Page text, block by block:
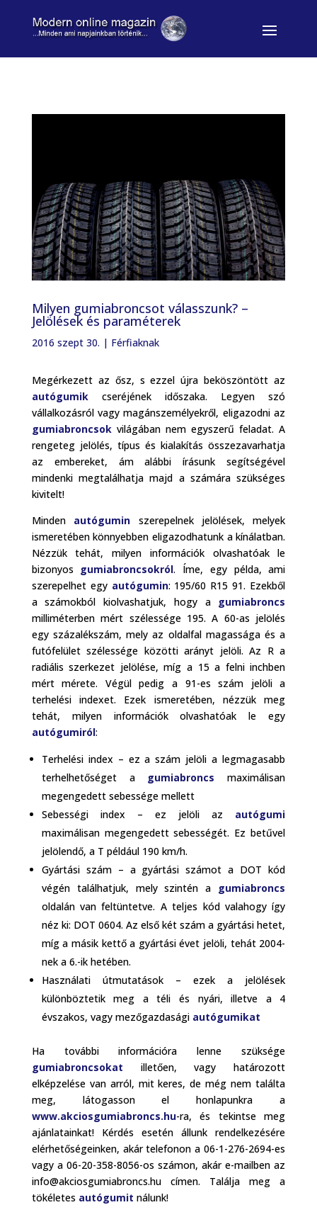
Milyen gumiabroncsot válasszunk? –
Jelölések és paraméterek
2016 szept 30. | Férfiaknak
Megérkezett az ősz, s ezzel újra beköszöntött az
autógumik
cseréjének időszaka. Legyen szó
vállalkozásról vagy magánszemélyekről, eligazodni az
gumiabroncsokvilágában nem egyszerű feladat. A
rengeteg jelölés, típus és kialakítás összezavarhatja
az embereket, ám alábbi írásunk segítségével
mindenki megtalálhatja majd a számára szükséges
kivitelt!
Minden autógumin
szerepelnek jelölések, melyek
ismeretében könnyebben eligazodhatunk a kínálatban.
Nézzük tehát, milyen információk olvashatóak le
bizonyos gumiabroncsokról. Íme, egy példa, ami
szerepelhet egy autógumin: 195/60 R15 91. Ezekből
a számokból kiolvashatjuk, hogy a gumiabroncs
milliméterben mért szélessége 195. A 60-as jelölés
egy százalékszám, mely az oldalfal magassága és a
futófelület szélessége közötti arányt jelöli. Az R a
radiális szerkezet jelölése, míg a 15 a felni inchben
mért mérete. Végül pedig a 91-es szám jelöli a
terhelési indexet. Ezek ismeretében, nézzük meg
tehát, milyen információk olvashatóak le egy
autógumiról:
Terhelési index – ez a szám jelöli a legmagasabb
terhelhetőséget a gumiabroncs maximálisan
megengedett sebessége mellett
Sebességi index – ez jelöli az autógumi
maximálisan megengedett sebességét. Ez betűvel
jelölendő, a T például 190 km/h.
Gyártási szám – a gyártási számot a DOT kód
végén találhatjuk, mely szintén a gumiabroncs
oldalán van feltüntetve. A teljes kód valahogy így
néz ki: DOT 0604. Az első két szám a gyártási hetet,
míg a másik kettő a gyártási évet jelöli, tehát 2004-
nek a 6.-ik hetében.
Használati útmutatások – ezek a jelölések
különböztetik meg a téli és nyári, illetve a 4
évszakos, vagy mezőgazdasági autógumikat
Ha további információra lenne szüksége
gumiabroncsokat
illetően, vagy határozott
elképzelése van arról, mit keres, de még nem találta
meg, látogasson el honlapunkra a
www.akciosgumiabroncs.hu-ra, és tekintse meg
ajánlatainkat! Kérdés esetén állunk rendelkezésére
elérhetőségeinken, akár telefonon a 06-1-276-2694-es
vagy a 06-20-358-8056-os számon, akár e-mailben az
info@akciosgumiabroncs.hu címen. Találja meg a
tökéletes autógumit nálunk!